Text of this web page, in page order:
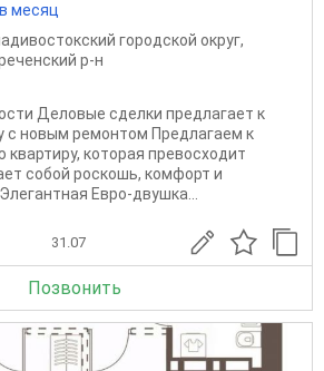
месяц
городской округ,
р-н
Деловые сделки предлагает к
с новым ремонтом Предлагаем к
квартиру, которая превосходит
собой роскошь, комфорт и
Евро-двушка...
31.07
Позвонить